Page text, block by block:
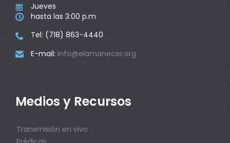
 Jueves
 hasta las 3:00 p.m
 Tel: (718) 863-4440
 E-mail: info@elamanecer.org
Medios y Recursos
Transmisión en vivo